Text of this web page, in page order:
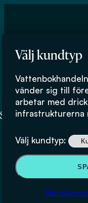
Välj kundtyp
vänder sig till
arbetar med
infrastrukturerna
Välj kundtyp:
Mer
Carlo
Sök & filtrera
Sök med fritext